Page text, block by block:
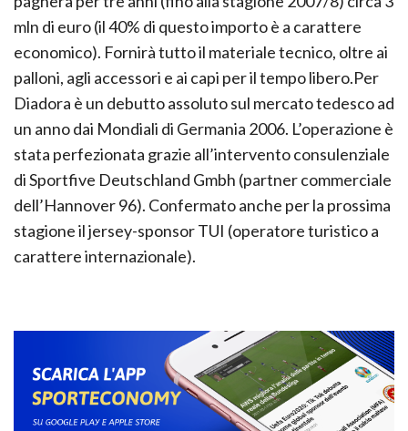
mln di euro (il 40% di questo importo è a carattere
economico). Fornirà tutto il materiale tecnico, oltre ai
palloni, agli accessori e ai capi per il tempo libero.Per
Diadora è un debutto assoluto sul mercato tedesco ad
un anno dai Mondiali di Germania 2006. L’operazione è
stata perfezionata grazie all’intervento consulenziale
di Sportfive Deutschland Gmbh (partner commerciale
dell’Hannover 96). Confermato anche per la prossima
stagione il jersey-sponsor TUI (operatore turistico a
carattere internazionale).